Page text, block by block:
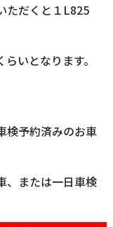
ただくと１L825
いとなります。
検予約済みのお車
、または一日車検